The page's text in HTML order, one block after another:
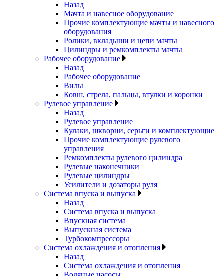
Назад
Мачта и навесное оборудование
Прочие комплектующие мачты и навесного
оборудования
Ролики, вкладыши и цепи мачты
Цилиндры и ремкомплекты мачты
Рабочее оборудование
Назад
Рабочее оборудование
Вилы
Ковш, стрела, пальцы, втулки и коронки
Рулевое управление
Назад
Рулевое управление
Кулаки, шкворни, серьги и комплектующие
Прочие комплектующие рулевого
управления
Ремкомплекты рулевого цилиндра
Рулевые наконечники
Рулевые цилиндры
Усилители и дозаторы руля
Система впуска и выпуска
Назад
Система впуска и выпуска
Впускная система
Выпускная система
Турбокомпрессоры
Система охлаждения и отопления
Назад
Система охлаждения и отопления